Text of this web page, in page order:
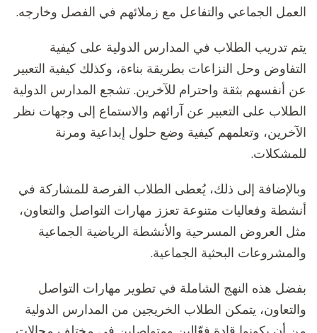
العمل الجماعي والتفاعل مع زملائهم في الفصل وخارجه.
يتم تدريب الطلاب في المدارس الدولية على كيفية
التفاوض وحل النزاعات بطريقة بناءة، وكذلك كيفية التعبير
عن أنفسهم بثقة واحترام للآخرين. تشجع المدارس الدولية
الطلاب على التعبير عن آرائهم والاستماع إلى وجهات نظر
الآخرين، وتعلمهم كيفية وضع حلول إبداعية ومرنة
للمشكلات.
وبالإضافة إلى ذلك، يُعطى الطلاب الفرصة للمشاركة في
أنشطة وفعاليات متنوعة تعزز مهارات التواصل والتعاون،
مثل العروض المسرحية والأنشطة الرياضية الجماعية
والمشروعات البحثية الجماعية.
بفضل هذه النهج الشاملة في تطوير مهارات التواصل
والتعاون، يتمكن الطلاب الخريجين من المدارس الدولية